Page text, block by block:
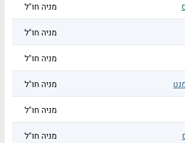
מניה חו"ל
מניה חו"ל
מניה חו"ל
מניה חו"ל
מניה חו"ל
מניה חו"ל